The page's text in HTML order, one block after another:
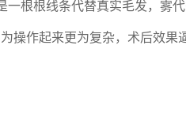
一根根线条代替真实毛发，雾
操作起来更为复杂，术后效果